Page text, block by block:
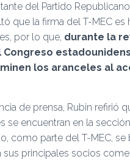
del Partido
que la firma del T-MEC es
por lo que, durante la
Congreso
los aranceles al
de prensa, Rubin refirió
se encuentran en la
como parte del T-MEC, se
sus principales socios